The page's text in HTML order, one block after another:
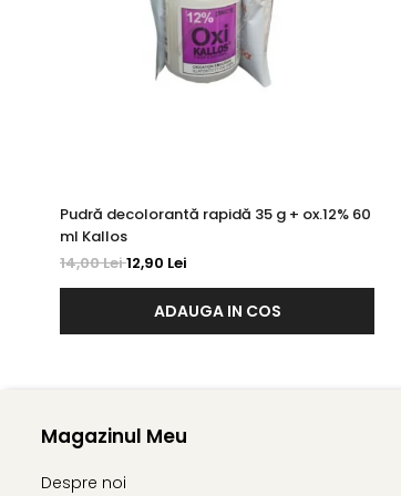
Pudră decolorantă rapidă 35 g + ox.12% 60
ml Kallos
14,00 Lei12,90 Lei
ADAUGA IN COS
Magazinul Meu
Despre noi